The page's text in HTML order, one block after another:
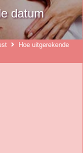
datum
Hoe uitgerekende